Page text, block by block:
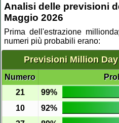
Analisi delle previsioni
Maggio 2026
Prima dell'estrazione
numeri più probabili erano:
Previsioni Million
Numero
21
99%
10
92%